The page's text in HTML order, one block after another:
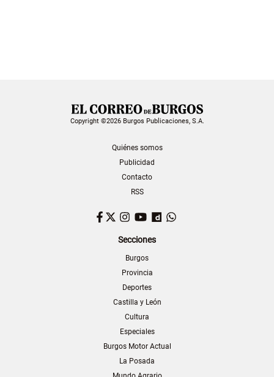
Copyright ©2026 Burgos Publicaciones, S.A.
Quiénes somos
Publicidad
Contacto
RSS
Facebook
TwitterInstagram
YouTubeDailymotion
Secciones
Burgos
Provincia
Deportes
Castilla y León
Cultura
Especiales
Burgos Motor Actual
La Posada